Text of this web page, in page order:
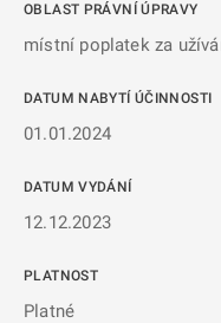
OBLAST PRÁVNÍ ÚPRAVY
místní poplatek za
DATUM NABYTÍ ÚČINNOSTI
01.01.2024
DATUM VYDÁNÍ
12.12.2023
PLATNOST
Platné